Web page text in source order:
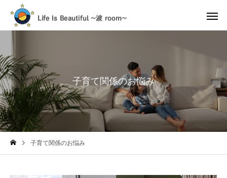
子育て関係のお悩み
子育て関係のお悩み